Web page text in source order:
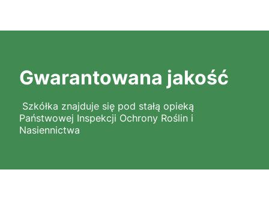
Gwarantowana jakość
Szkółka znajduje się pod stałą opieką
Państwowej Inspekcji Ochrony Roślin i
Nasiennictwa